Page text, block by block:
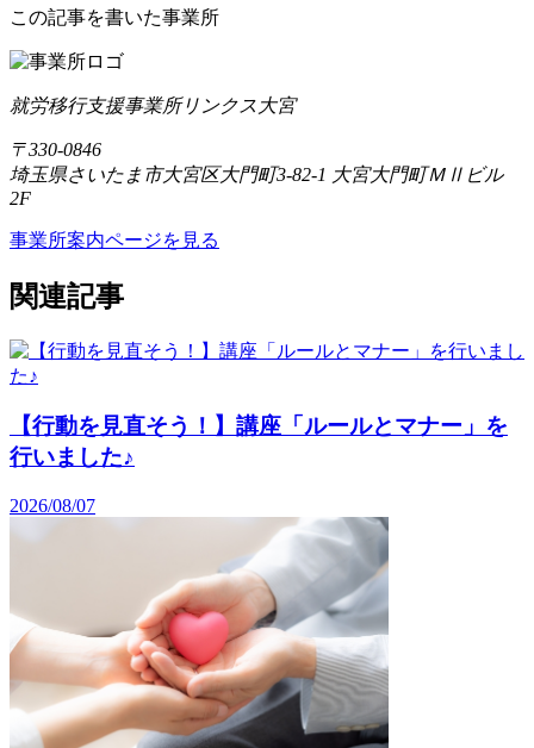
この記事を書いた事業所
就労移行支援事業所リンクス大宮
〒330-0846
埼玉県さいたま市大宮区大門町3-82-1 大宮大門町ＭⅡビル
2F
事業所案内ページを見る
関連記事
【行動を見直そう！】講座「ルールとマナー」を
行いました♪
2026/08/07